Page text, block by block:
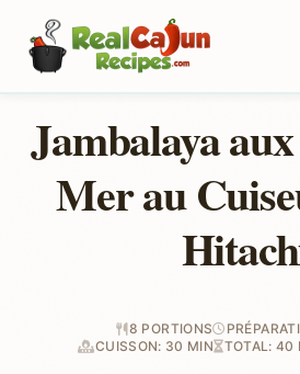
Jambalaya
Mer au
8 PORTIONS
CUISSON: 30 MIN
TOTAL: 40